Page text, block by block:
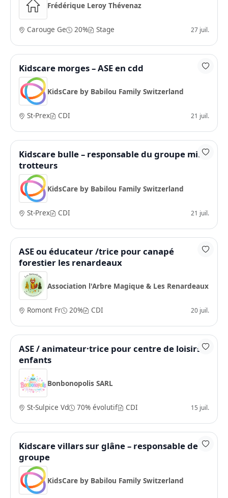
Frédérique Leroy Thévenaz
Carouge Ge 20% Stage 27 juil.
Kidscare morges – ASE en cdd
KidsCare by Babilou Family Switzerland
St-Prex CDI 21 juil.
Kidscare bulle – responsable du groupe mini
trotteurs
KidsCare by Babilou Family Switzerland
St-Prex CDI 21 juil.
ASE ou éducateur /trice pour canapé
forestier les renardeaux
Association l'Arbre Magique & Les Renardeaux
Romont Fr 20% CDI 20 juil.
ASE / animateur·trice pour centre de loisirs
enfants
Bonbonopolis SARL
St-Sulpice Vd 70% évolutif CDI 15 juil.
Kidscare villars sur glâne – responsable de
groupe
KidsCare by Babilou Family Switzerland